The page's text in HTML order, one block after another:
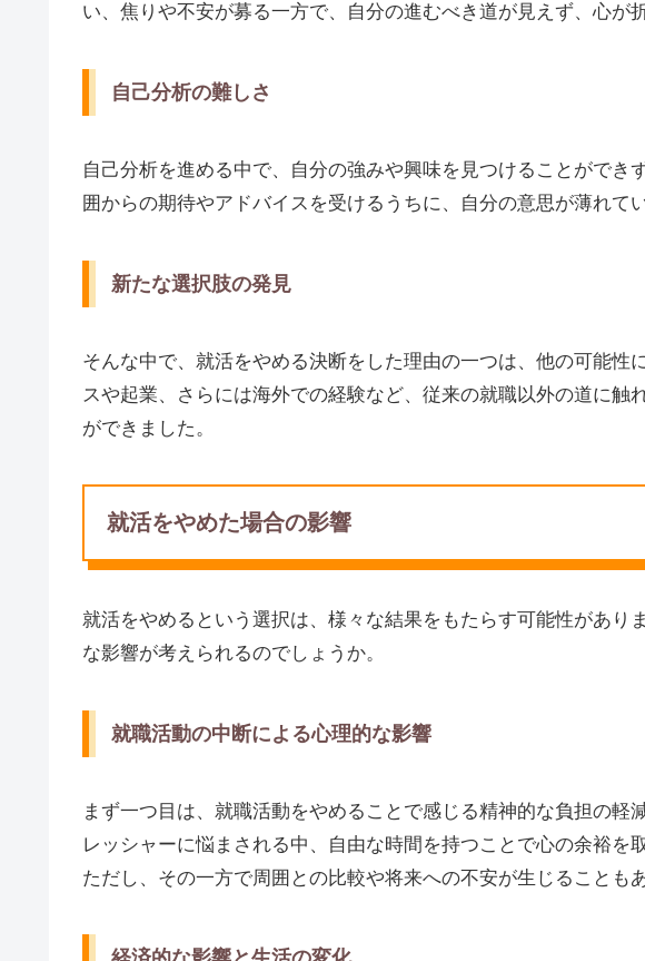
い、焦りや不安が募る一方で、自分の進むべき道が見えず、心が
自己分析の難しさ
自己分析を進める中で、自分の強みや興味を見つけることができ
囲からの期待やアドバイスを受けるうちに、自分の意思が薄れて
新たな選択肢の発見
そんな中で、就活をやめる決断をした理由の一つは、他の可能性
スや起業、さらには海外での経験など、従来の就職以外の道に触
ができました。
就活をやめた場合の影響
就活をやめるという選択は、様々な結果をもたらす可能性があり
な影響が考えられるのでしょうか。
就職活動の中断による心理的な影響
まず一つ目は、就職活動をやめることで感じる精神的な負担の軽
レッシャーに悩まされる中、自由な時間を持つことで心の余裕を
ただし、その一方で周囲との比較や将来への不安が生じることも